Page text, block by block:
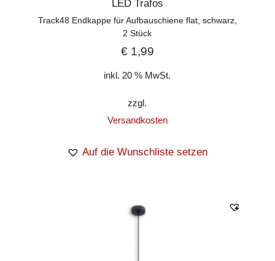
LED Trafos
Track48 Endkappe für Aufbauschiene flat, schwarz,
2 Stück
€1,99
inkl. 20 % MwSt.
zzgl.
Versandkosten
Auf die Wunschliste setzen